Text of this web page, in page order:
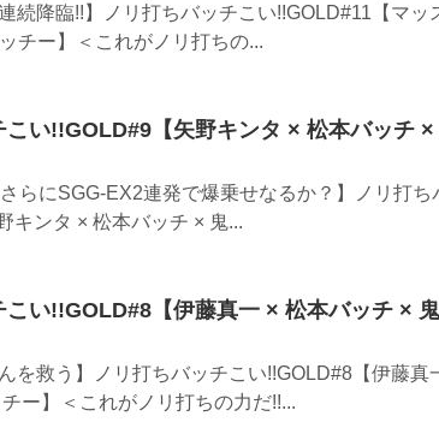
続降臨!!】ノリ打ちバッチこい!!GOLD#11【マッ
チー】＜これがノリ打ちの...
こい!!GOLD#9【矢野キンタ × 松本バッチ ×
さらにSGG-EX2連発で爆乗せなるか？】ノリ打ち
キンタ × 松本バッチ × 鬼...
い!!GOLD#8【伊藤真一 × 松本バッチ ×
を救う】ノリ打ちバッチこい!!GOLD#8【伊藤真
ー】＜これがノリ打ちの力だ!!...